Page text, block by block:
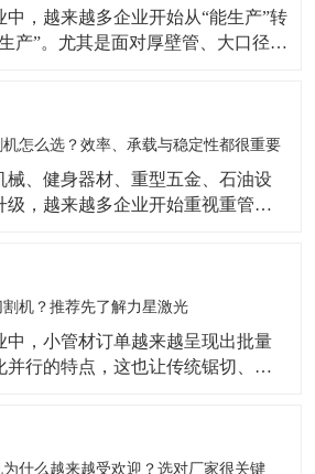
，越来越多企业开始从“能生产”转
产”。尤其是面对厚壁管、大口径
切割速度快、适应型材多、自动
成为很多制造企业升级设备时的重
怎么选？效率、承载与稳定性都很重要
械、健身器材、重型五金、石油设
级，越来越多企业开始重视重管加
，重型金属管材激光切割机逐渐
、优化工艺的重要选择。公开行
机？推荐先了解力星激光
中，小管材订单越来越呈现出批量
并行的特点，这也让传统锯切、冲
，因此越来越受到五金制品、家
械配件等行业客户的关注。公开
什么越来越受欢迎？选对厂家很关键